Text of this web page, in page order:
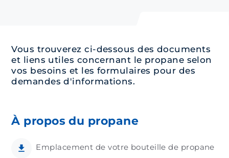
Vous trouverez ci-dessous des documents
et liens utiles concernant le propane selon
vos besoins et les formulaires pour des
demandes d'informations.
À propos du propane
Emplacement de votre bouteille de propane